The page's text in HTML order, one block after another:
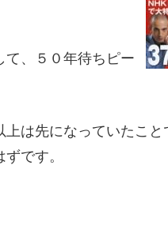
、５０年待ちピー
は先になっていたこ
です。